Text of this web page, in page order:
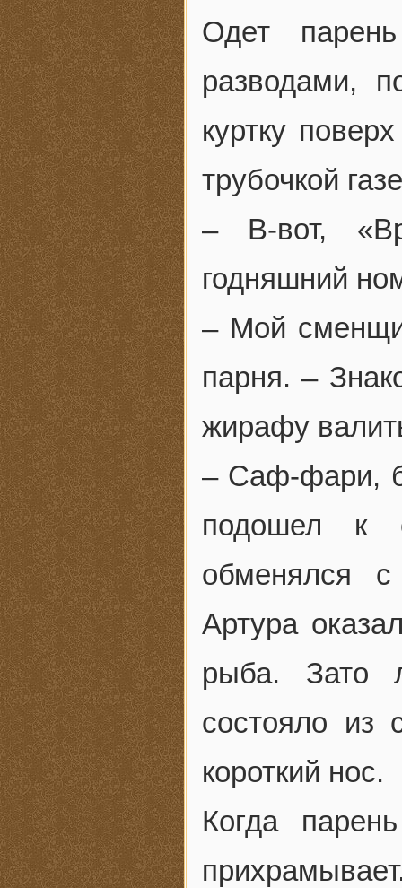
Одет
разводами,
куртку
трубочкой
– В-вот,
годняшний
– Мой
парня. –
жирафу
– Саф-фари,
подошел к
обменялся
Артура
рыба. Зато
состояло из
короткий нос.
Когда